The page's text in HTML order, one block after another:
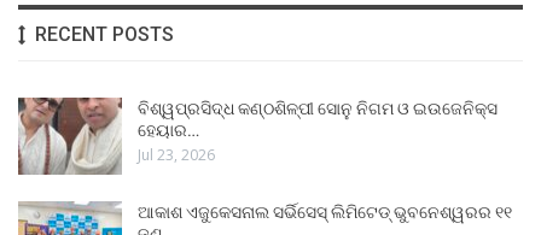
RECENT POSTS
ବିଶ୍ୱପ୍ରସିଦ୍ଧ କଣ୍ଠଶିଳ୍ପୀ ସୋନୁ ନିଗମ ଓ ଇଉଜେନିକ୍ସ
ହେୟାର…
Jul 23, 2026
ଆକାଶ ଏଜୁକେସନାଲ ସର୍ଭିସେସ୍ ଲିମିଟେଡ୍ ଭୁବନେଶ୍ୱରର ୧୧